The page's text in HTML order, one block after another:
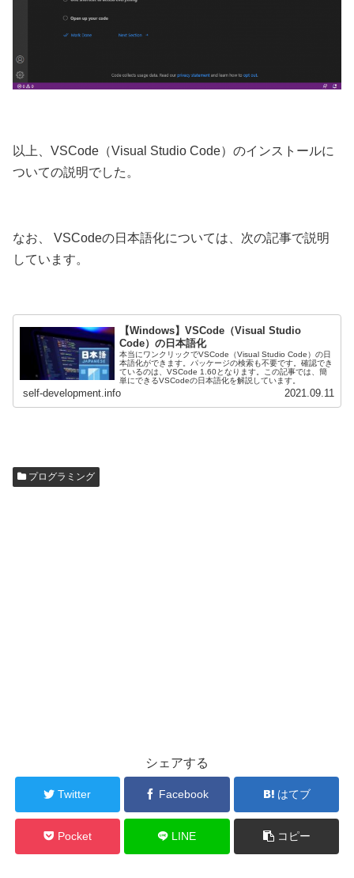
以上、VSCode（Visual Studio Code）のインストールに
ついての説明でした。
なお、 VSCodeの日本語化については、次の記事で説明
しています。
【Windows】VSCode（Visual Studio
Code）の日本語化
本当にワンクリックでVSCode（Visual Studio Code）の日
本語化ができます。パッケージの検索も不要です。確認でき
ているのは、VSCode 1.60となります。この記事では、簡
単にできるVSCodeの日本語化を解説しています。
self-development.info 2021.09.11
プログラミング
シェアする
Twitter Facebook はてブ
Pocket LINE コピー